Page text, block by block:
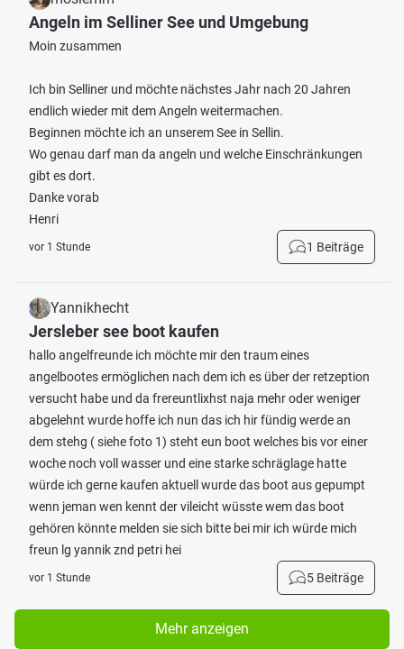
Angeln im Selliner See und Umgebung
Moin zusammen
Ich bin Selliner und möchte nächstes Jahr nach 20 Jahren
endlich wieder mit dem Angeln weitermachen.
Beginnen möchte ich an unserem See in Sellin.
Wo genau darf man da angeln und welche Einschränkungen
gibt es dort.
Danke vorab
Henri
vor 1 Stunde 1 Beiträge
Yannikhecht
Jersleber see boot kaufen
hallo angelfreunde ich möchte mir den traum eines
angelbootes ermöglichen nach dem ich es über der retzeption
versucht habe und da frereuntlixhst naja mehr oder weniger
abgelehnt wurde hoffe ich nun das ich hir fündig werde an
dem stehg ( siehe foto 1) steht eun boot welches bis vor einer
woche noch voll wasser und eine starke schräglage hatte
würde ich gerne kaufen aktuell wurde das boot aus gepumpt
wenn jeman wen kennt der vileicht wüsste wem das boot
gehören könnte melden sie sich bitte bei mir ich würde mich
freun lg yannik znd petri hei
vor 1 Stunde 5 Beiträge
Mehr anzeigen